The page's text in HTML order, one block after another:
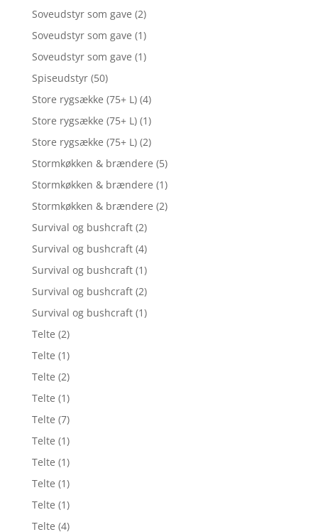
Soveudstyr som gave (2)
Soveudstyr som gave (1)
Soveudstyr som gave (1)
Spiseudstyr (50)
Store rygsække (75+ L) (4)
Store rygsække (75+ L) (1)
Store rygsække (75+ L) (2)
Stormkøkken & brændere (5)
Stormkøkken & brændere (1)
Stormkøkken & brændere (2)
Survival og bushcraft (2)
Survival og bushcraft (4)
Survival og bushcraft (1)
Survival og bushcraft (2)
Survival og bushcraft (1)
Telte (2)
Telte (1)
Telte (2)
Telte (1)
Telte (7)
Telte (1)
Telte (1)
Telte (1)
Telte (1)
Telte (4)